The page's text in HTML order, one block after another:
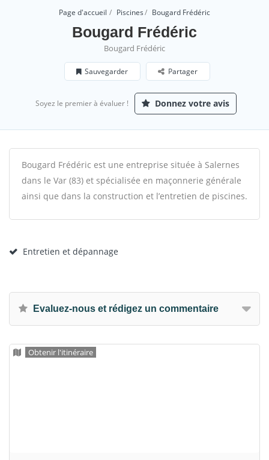
Page d'accueil Piscines Bougard Frédéric
Bougard Frédéric
Bougard Frédéric
Sauvegarder Partager
Soyez le premier à évaluer ! Donnez votre avis
Bougard Frédéric est une entreprise située à Salernes
dans le Var (83) et spécialisée en maçonnerie générale
ainsi que dans la construction et l’entretien de piscines.
Entretien et dépannage
Evaluez-nous et rédigez un commentaire
Obtenir l'itinéraire